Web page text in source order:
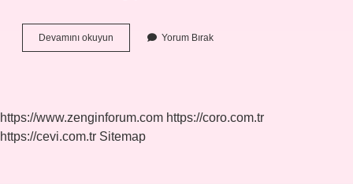
Devamını okuyun Mübadele
Ne
Yorum Bırak
https://www.zenginforum.com https://coro.com.tr
https://cevi.com.tr Sitemap